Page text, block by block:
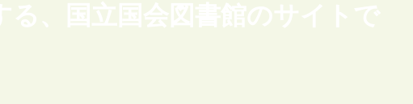
る、国立国会図書館のサイトで